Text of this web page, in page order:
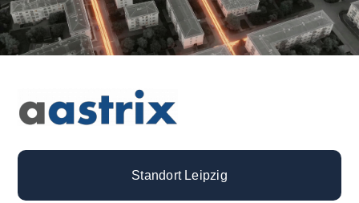
Standort Leipzig